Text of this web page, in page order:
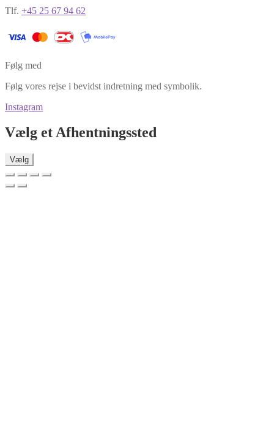
Tlf. +45 25 67 94 62
Følg med
Følg vores rejse i bevidst indretning med symbolik.
Instagram
Vælg et Afhentningssted
Vælg